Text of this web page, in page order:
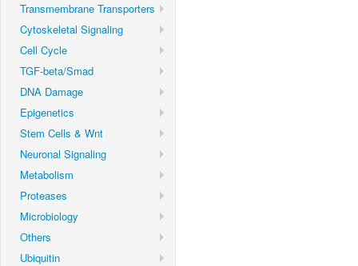
Transmembrane Transporters
Cytoskeletal Signaling
Cell Cycle
TGF-beta/Smad
DNA Damage
Epigenetics
Stem Cells & Wnt
Neuronal Signaling
Metabolism
Proteases
Microbiology
Others
Ubiquitin